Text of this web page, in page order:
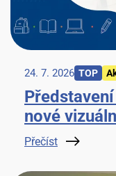
24. 7. 2026 TOP
nové
Přečíst